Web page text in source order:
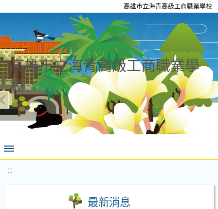
高雄市立海青高級工商職業學校
高雄市立海青高級工商職業學
校
:::
最新消息